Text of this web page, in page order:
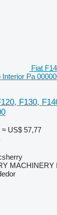
Fiat
Pa
F130,
≈ US$ 57,77
MACHINERY